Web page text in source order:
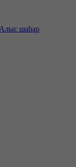
Алыс шаһар